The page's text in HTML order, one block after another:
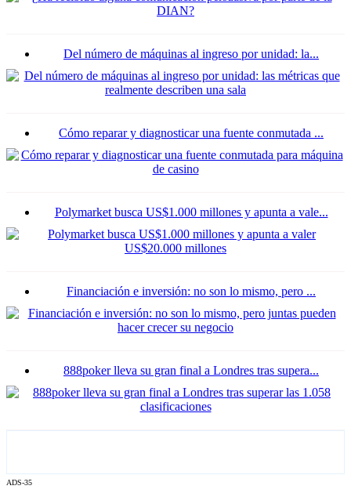
Del número de máquinas al ingreso por unidad: la...
Cómo reparar y diagnosticar una fuente conmutada ...
Polymarket busca US$1.000 millones y apunta a vale...
Financiación e inversión: no son lo mismo, pero ...
888poker lleva su gran final a Londres tras supera...
ADS-35